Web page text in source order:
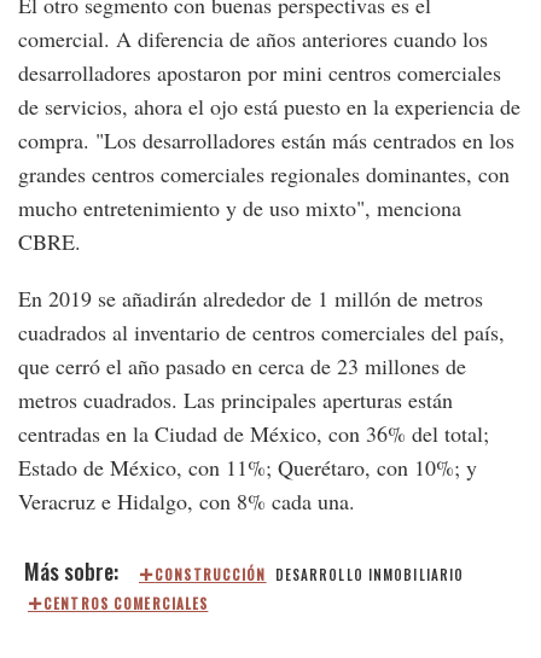
comercial. A diferencia de años anteriores cuando los
desarrolladores apostaron por mini centros comerciales
de servicios, ahora el ojo está puesto en la experiencia de
compra. "Los desarrolladores están más centrados en los
grandes centros comerciales regionales dominantes, con
mucho entretenimiento y de uso mixto", menciona
CBRE.
En 2019 se añadirán alrededor de 1 millón de metros
cuadrados al inventario de centros comerciales del país,
que cerró el año pasado en cerca de 23 millones de
metros cuadrados. Las principales aperturas están
centradas en la Ciudad de México, con 36% del total;
Estado de México, con 11%; Querétaro, con 10%; y
Veracruz e Hidalgo, con 8% cada una.
CONSTRUCCIÓN
DESARROLLO INMOBILIARIO
CENTROS COMERCIALES